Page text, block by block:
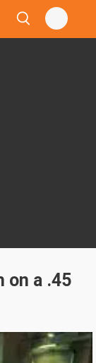
on a .45